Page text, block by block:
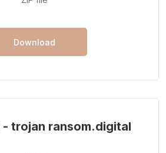
Download
- trojan ransom.digital